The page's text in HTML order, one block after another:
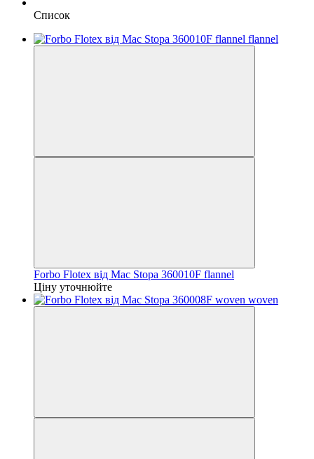
Список
Forbo Flotex від Mac Stopa 360010F flannel
Ціну уточнюйте